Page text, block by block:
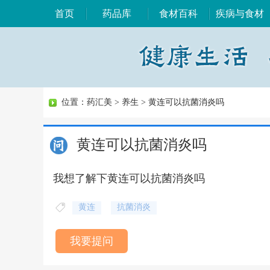
首页 药品库 食材百科 疾病与食材
位置： 药汇美 > 养生 > 黄连可以抗菌消炎吗
黄连可以抗菌消炎吗
我想了解下黄连可以抗菌消炎吗
黄连 抗菌消炎
我要提问